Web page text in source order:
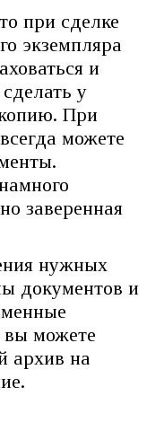
при сделке
экземпляра
и
у
При
можете
заверенная
нужных
документов и
вы можете
архив на